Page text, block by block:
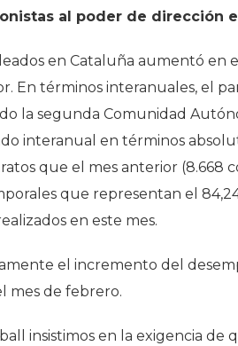
al poder de dirección
en Cataluña aumentó en
En términos interanuales, el
la segunda Comunidad
interanual en términos
que el mes anterior (8.668
que representan el
en este mes.
el incremento del
mes de febrero.
insistimos en la exigencia de